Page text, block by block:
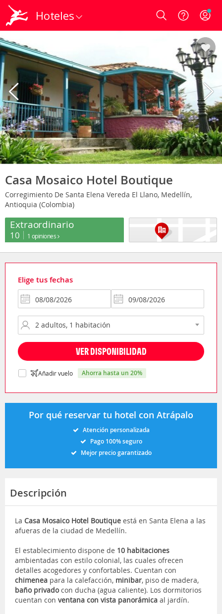
Hoteles Login
Casa Mosaico Hotel Boutique
Corregimiento De Santa Elena Vereda El Llano, Medellín,
Antioquia (Colombia)
Extraordinario
10 1 opiniones
Elige tus fechas
VER DISPONIBILIDAD
Añadir vuelo ahorra hasta un 20%
Por qué reservar tu hotel con Atrápalo
Atención personalizada
Pago 100% seguro
Mejor precio garantizado
Descripción
La Casa Mosaico Hotel Boutique está en Santa Elena a las
afueras de la ciudad de Medellín.
El establecimiento dispone de 10 habitaciones
ambientadas con estilo colonial, las cuales ofrecen
detalles acogedores y confortables. Cuentan con
chimenea para la calefacción, minibar, piso de madera,
baño privadocon ducha (agua caliente). Los dormitorios
cuentan con ventana con vista panorámica al jardín.